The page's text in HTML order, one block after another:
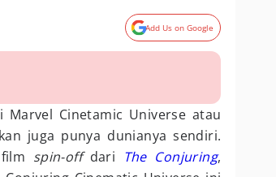
Add Us on Google
Cinetamic Universe atau
juga punya dunianya sendiri.
spin-offdari The Conjuring,